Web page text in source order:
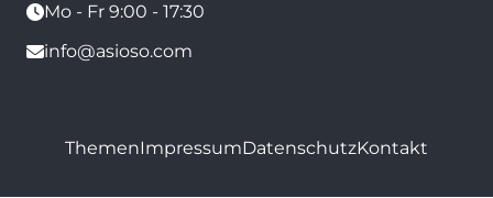
Mo - Fr 9:00 - 17:30
info@asioso.com
ThemenImpressumDatenschutzKontakt